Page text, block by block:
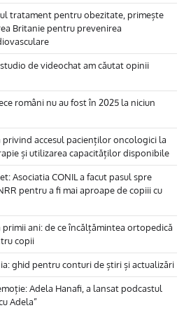
tratament pentru obezitate, primește
Britanie pentru prevenirea
de videochat am căutat opinii
români nu au fost în 2025 la niciun
privind accesul pacienților oncologici la
și utilizarea capacităților disponibile
Asociatia CONIL a facut pasul spre
pentru a fi mai aproape de copiii cu
primii ani: de ce încălțămintea ortopedică
copii
ghid pentru conturi de știri și actualizări
Adela Hanafi, a lansat podcastul
Adela”